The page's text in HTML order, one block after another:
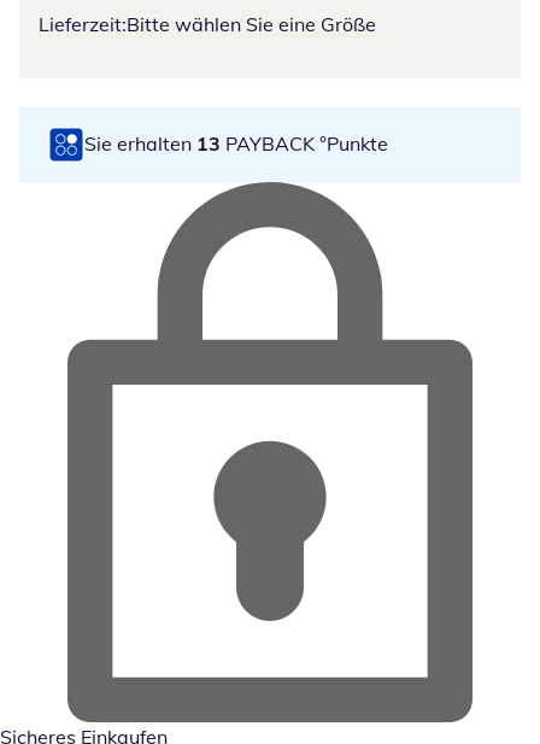
Lieferzeit:Bitte wählen Sie eine Größe
Sie erhalten 13 PAYBACK °Punkte
Sicheres Einkaufen